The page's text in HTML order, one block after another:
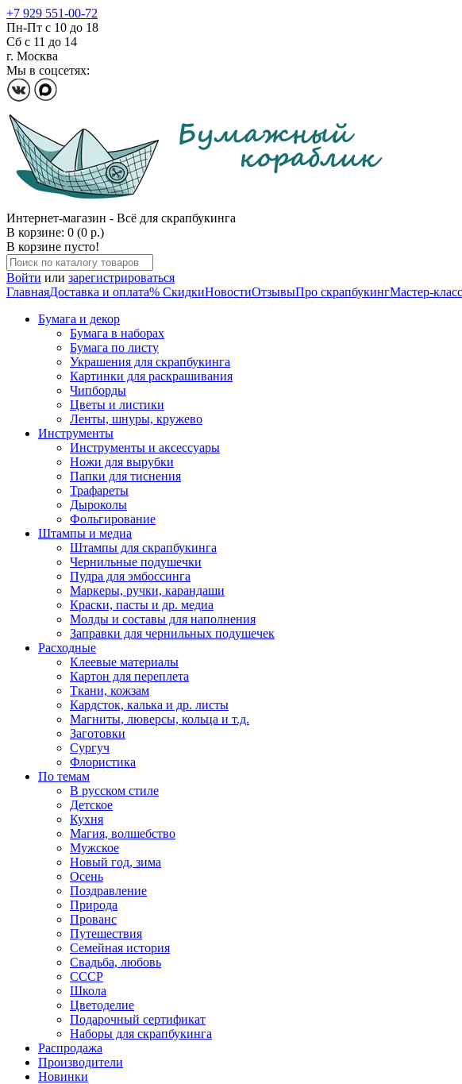
+7 929 551-00-72
Пн-Пт с 10 до 18
Сб с 11 до 14
г. Москва
Мы в соцсетях:
Интернет-магазин - Всё для скрапбукинга
В корзине: 0 (0 р.)
В корзине пусто!
Войти или зарегистрироваться
ГлавнаяДоставка и оплата% СкидкиНовостиОтзывыПро скрапбукингМастер-
Бумага и декор
Бумага в наборах
Бумага по листу
Украшения для скрапбукинга
Картинки для раскрашивания
Чипборды
Цветы и листики
Ленты, шнуры, кружево
Инструменты
Инструменты и аксессуары
Ножи для вырубки
Папки для тиснения
Трафареты
Дыроколы
Фольгирование
Штампы и медиа
Штампы для скрапбукинга
Чернильные подушечки
Пудра для эмбоссинга
Маркеры, ручки, карандаши
Краски, пасты и др. медиа
Молды и составы для наполнения
Заправки для чернильных подушечек
Расходные
Клеевые материалы
Картон для переплета
Ткани, кожзам
Кардсток, калька и др. листы
Магниты, люверсы, кольца и т.д.
Заготовки
Сургуч
Флористика
По темам
В русском стиле
Детское
Кухня
Магия, волшебство
Мужское
Новый год, зима
Осень
Поздравление
Природа
Прованс
Путешествия
Семейная история
Свадьба, любовь
СССР
Школа
Цветоделие
Подарочный сертификат
Наборы для скрапбукинга
Распродажа
Производители
Новинки